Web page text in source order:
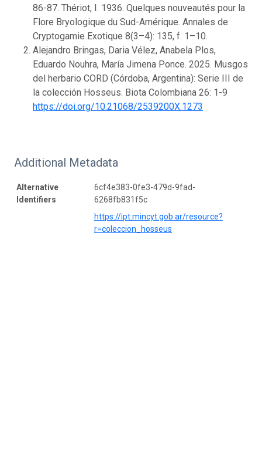
86-87. Thériot, I. 1936. Quelques nouveautés pour la
Flore Bryologique du Sud-Amérique. Annales de
Cryptogamie Exotique 8(3–4): 135, f. 1–10.
Alejandro Bringas, Daria Vélez, Anabela Plos,
Eduardo Nouhra, María Jimena Ponce. 2025. Musgos
del herbario CORD (Córdoba, Argentina): Serie III de
la colección Hosseus. Biota Colombiana 26: 1-9
https://doi.org/10.21068/2539200X.1273
Additional Metadata
Alternative
Identifiers
6cf4e383-0fe3-479d-9fad-
6268fb831f5c
https://ipt.mincyt.gob.ar/resource?
r=coleccion_hosseus